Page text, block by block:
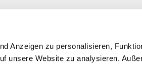
Anzeigen zu personalisieren,
unsere Website zu analysieren.